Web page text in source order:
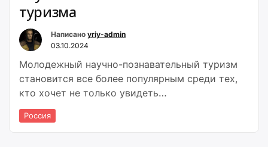
туризма
Написано yriy-admin
03.10.2024
Молодежный научно-познавательный туризм
становится все более популярным среди тех,
кто хочет не только увидеть…
Россия